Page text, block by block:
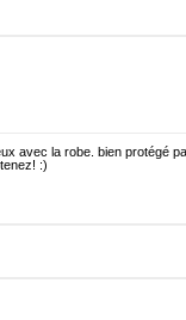
avec la robe. bien protégé
:)